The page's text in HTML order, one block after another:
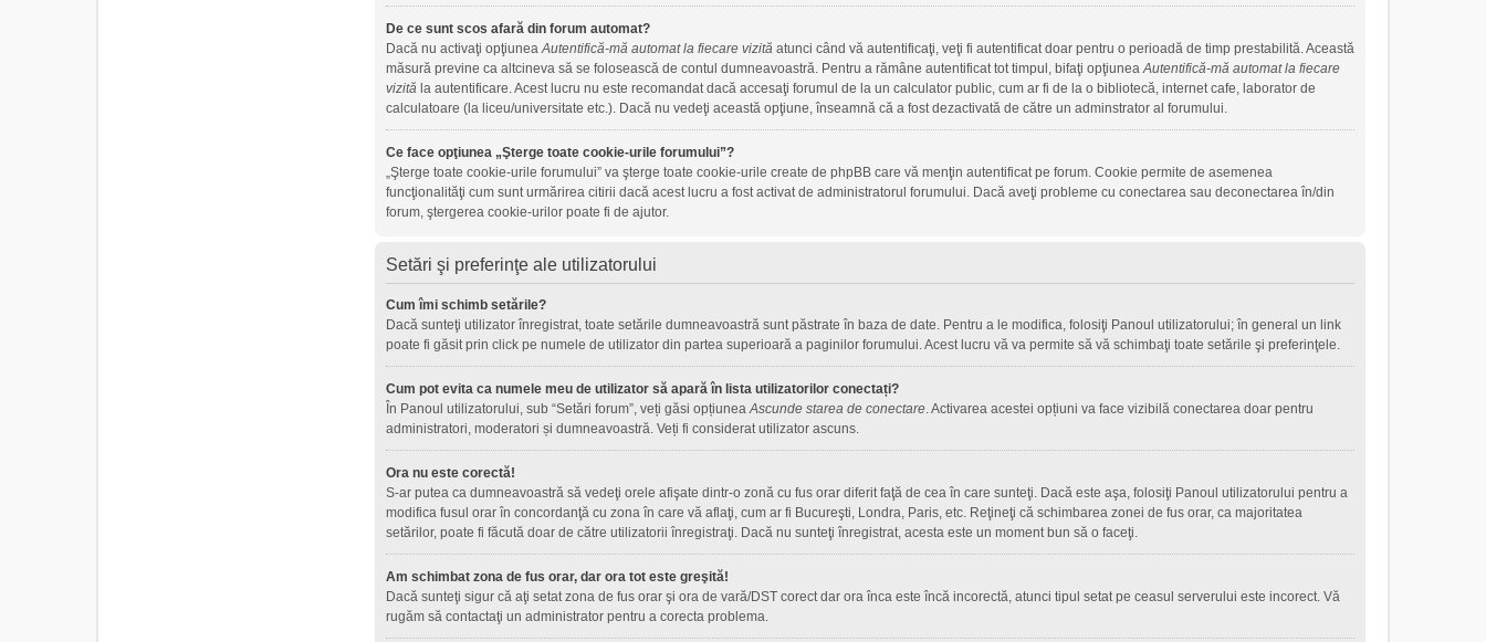
De ce sunt scos afară din forum automat?
Dacă nu activaţi opţiuneaAutentifică-mă automat la fiecare vizită atunci când vă autentificaţi, veţi fi autentificat doar pentru o perioadă de timp prestabilită. Această
măsură previne ca altcineva să se folosească de contul dumneavoastră. Pentru a rămâne autentificat tot timpul, bifaţi opţiuneaAutentifică-mă automat la fiecare
vizită la autentificare. Acest lucru nu este recomandat dacă accesaţi forumul de la un calculator public, cum ar fi de la o bibliotecă, internet cafe, laborator de
calculatoare (la liceu/universitate etc.). Dacă nu vedeţi această opţiune, înseamnă că a fost dezactivată de către un adminstrator al forumului.
Ce face opţiunea „Şterge toate cookie-urile forumului”?
„Şterge toate cookie-urile forumului” va şterge toate cookie-urile create de phpBB care vă menţin autentificat pe forum. Cookie permite de asemenea
funcţionalităţi cum sunt urmărirea citirii dacă acest lucru a fost activat de administratorul forumului. Dacă aveţi probleme cu conectarea sau deconectarea în/din
forum, ştergerea cookie-urilor poate fi de ajutor.
Setări şi preferinţe ale utilizatorului
Cum îmi schimb setările?
Dacă sunteţi utilizator înregistrat, toate setările dumneavoastră sunt păstrate în baza de date. Pentru a le modifica, folosiţi Panoul utilizatorului; în general un link
poate fi găsit prin click pe numele de utilizator din partea superioară a paginilor forumului. Acest lucru vă va permite să vă schimbaţi toate setările şi preferinţele.
Cum pot evita ca numele meu de utilizator să apară în lista utilizatorilor conectați?
În Panoul utilizatorului, sub “Setări forum”, veți găsi opțiuneaAscunde starea de conectare. Activarea acestei opțiuni va face vizibilă conectarea doar pentru
administratori, moderatori și dumneavoastră. Veți fi considerat utilizator ascuns.
Ora nu este corectă!
S-ar putea ca dumneavoastră să vedeţi orele afişate dintr-o zonă cu fus orar diferit faţă de cea în care sunteţi. Dacă este aşa, folosiţi Panoul utilizatorului pentru a
modifica fusul orar în concordanţă cu zona în care vă aflaţi, cum ar fi Bucureşti, Londra, Paris, etc. Reţineţi că schimbarea zonei de fus orar, ca majoritatea
setărilor, poate fi făcută doar de către utilizatorii înregistraţi. Dacă nu sunteţi înregistrat, acesta este un moment bun să o faceţi.
Am schimbat zona de fus orar, dar ora tot este greşită!
Dacă sunteţi sigur că aţi setat zona de fus orar şi ora de vară/DST corect dar ora înca este încă incorectă, atunci tipul setat pe ceasul serverului este incorect. Vă
rugăm să contactaţi un administrator pentru a corecta problema.